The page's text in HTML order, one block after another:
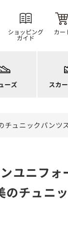
ショッピング
ガイド
カー
ーズ
ューズ
スカ
スカー
バッグ
チュニックパンツ
ユニフォ
のチュニ